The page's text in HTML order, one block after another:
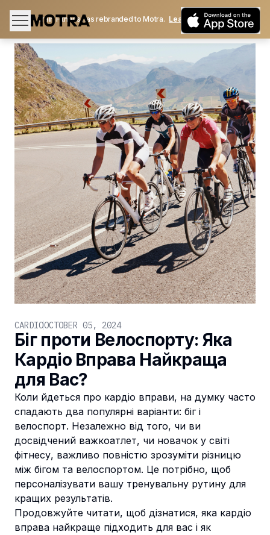
Train Fitness has rebranded to Motra. Learn More
CARDIOOCTOBER 05, 2024
Біг проти Велоспорту: Яка
Кардіо Вправа Найкраща
для Вас?
Коли йдеться про кардіо вправи, на думку часто
спадають два популярні варіанти: біг і
велоспорт. Незалежно від того, чи ви
досвідчений важкоатлет, чи новачок у світі
фітнесу, важливо повністю зрозуміти різницю
між бігом та велоспортом. Це потрібно, щоб
персоналізувати вашу тренувальну рутину для
кращих результатів.
Продовжуйте читати, щоб дізнатися, яка кардіо
вправа найкраще підходить для вас і як